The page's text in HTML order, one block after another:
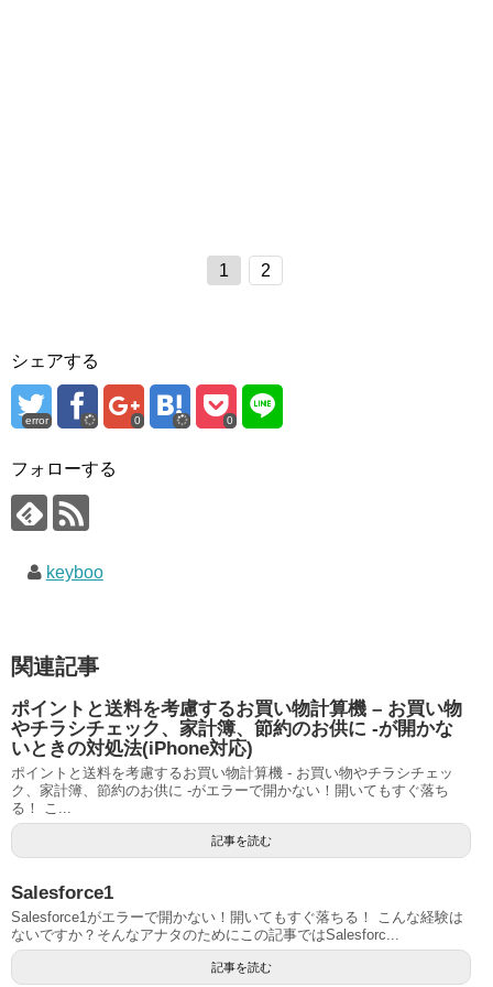
1 2
シェアする
error 0 0
フォローする
keyboo
関連記事
ポイントと送料を考慮するお買い物計算機 – お買い物
やチラシチェック、家計簿、節約のお供に -が開かな
いときの対処法(iPhone対応)
ポイントと送料を考慮するお買い物計算機 - お買い物やチラシチェッ
ク、家計簿、節約のお供に -がエラーで開かない！開いてもすぐ落ち
る！ こ...
記事を読む
Salesforce1
Salesforce1がエラーで開かない！開いてもすぐ落ちる！ こんな経験は
ないですか？そんなアナタのためにこの記事ではSalesforc...
記事を読む